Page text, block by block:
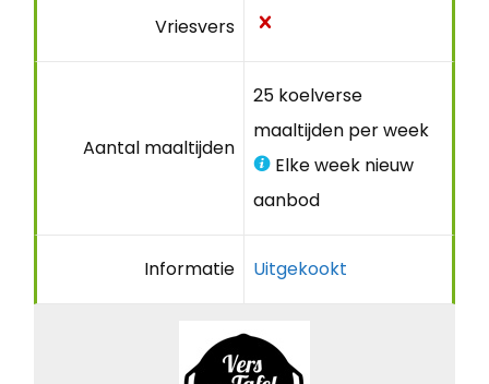
Vriesvers
Aantal maaltijden
25 koelverse
maaltijden per week
Elke week nieuw
aanbod
Informatie Uitgekookt